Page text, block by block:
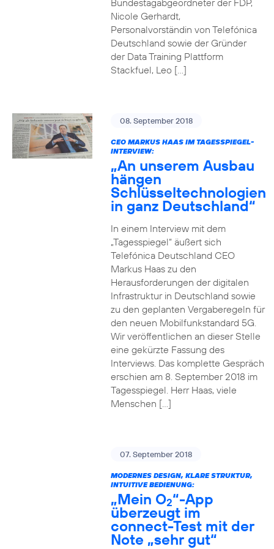
Bundestagabgeordneter der FDP,
Nicole Gerhardt,
Personalvorständin von Telefónica
Deutschland sowie der Gründer
der Data Training Plattform
Stackfuel, Leo […]
08. September 2018
CEO MARKUS HAAS IM TAGESSPIEGEL-
INTERVIEW:
„An unserem Ausbau
hängen
Schlüsseltechnologien
in ganz Deutschland“
In einem Interview mit dem
„Tagesspiegel“ äußert sich
Telefónica Deutschland CEO
Markus Haas zu den
Herausforderungen der digitalen
Infrastruktur in Deutschland sowie
zu den geplanten Vergaberegeln für
den neuen Mobilfunkstandard 5G.
Wir veröffentlichen an dieser Stelle
eine gekürzte Fassung des
Interviews. Das komplette Gespräch
erschien am 8. September 2018 im
Tagesspiegel. Herr Haas, viele
Menschen […]
07. September 2018
MODERNES DESIGN, KLARE STRUKTUR,
INTUITIVE BEDIENUNG:
„Mein O2“-App
überzeugt im
connect-Test mit der
Note „sehr gut“